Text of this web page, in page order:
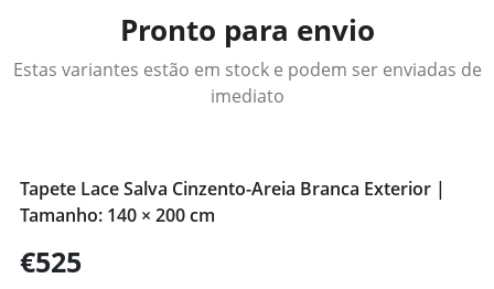
Pronto para envio
Estas variantes estão em stock e podem ser enviadas de
imediato
Tapete Lace Salva Cinzento-Areia Branca Exterior |
Tamanho: 140 × 200 cm
€525